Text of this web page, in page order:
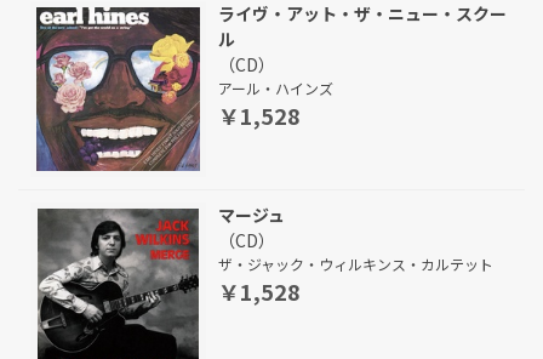
ライヴ・アット・ザ・ニュー・スクー
ル
（CD）
アール・ハインズ
￥1,528
マージュ
（CD）
ザ・ジャック・ウィルキンス・カルテット
￥1,528